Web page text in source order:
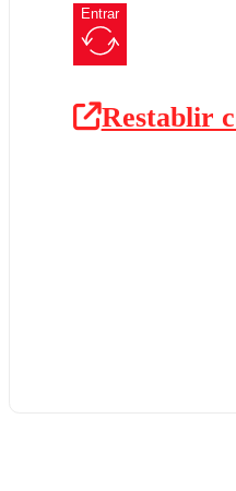
Entrar
Restablir